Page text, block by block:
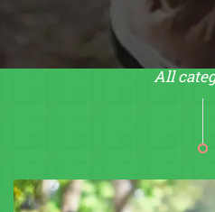
All